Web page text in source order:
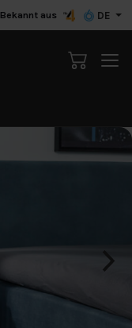
Bekannt aus DE